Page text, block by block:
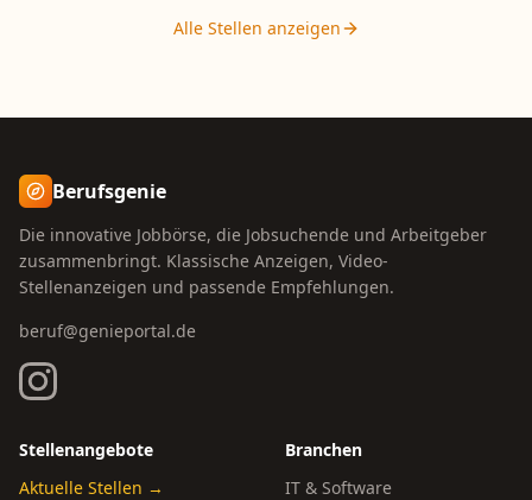
Alle Stellen anzeigen
Berufsgenie
Die innovative Jobbörse, die Jobsuchende und Arbeitgeber
zusammenbringt. Klassische Anzeigen, Video-
Stellenanzeigen und passende Empfehlungen.
beruf@genieportal.de
Stellenangebote
Aktuelle Stellen →
Branchen
IT & Software